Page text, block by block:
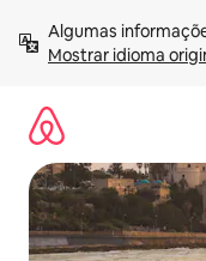
para
Mostrar idioma